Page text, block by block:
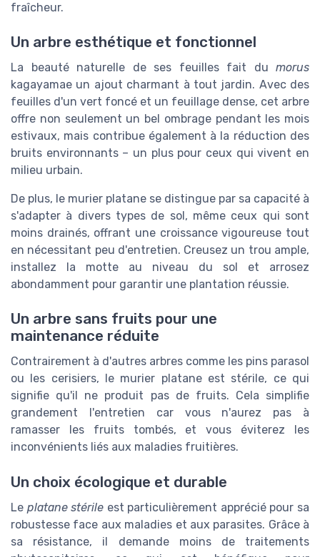
fraîcheur.
Un arbre esthétique et fonctionnel
La beauté naturelle de ses feuilles fait du morus
kagayamae un ajout charmant à tout jardin. Avec des
feuilles d'un vert foncé et un feuillage dense, cet arbre
offre non seulement un bel ombrage pendant les mois
estivaux, mais contribue également à la réduction des
bruits environnants – un plus pour ceux qui vivent en
milieu urbain.
De plus, le murier platane se distingue par sa capacité à
s'adapter à divers types de sol, même ceux qui sont
moins drainés, offrant une croissance vigoureuse tout
en nécessitant peu d'entretien. Creusez un trou ample,
installez la motte au niveau du sol et arrosez
abondamment pour garantir une plantation réussie.
Un arbre sans fruits pour une
maintenance réduite
Contrairement à d'autres arbres comme les pins parasol
ou les cerisiers, le murier platane est stérile, ce qui
signifie qu'il ne produit pas de fruits. Cela simplifie
grandement l'entretien car vous n'aurez pas à
ramasser les fruits tombés, et vous éviterez les
inconvénients liés aux maladies fruitières.
Un choix écologique et durable
Le platane stérile est particulièrement apprécié pour sa
robustesse face aux maladies et aux parasites. Grâce à
sa résistance, il demande moins de traitements